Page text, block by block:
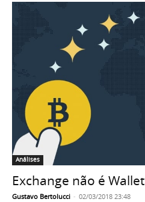
Análises
Exchange não é Wallet
Gustavo Bertolucci - 02/03/2018 23:48